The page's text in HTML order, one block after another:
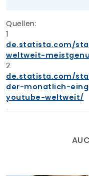
Quellen:
1
de.statista.com/
weltweit-
2
de.statista.com/
der-monatlich-
youtube-weltweit/